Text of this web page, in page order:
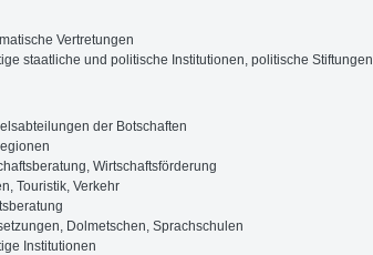
Vertretungen
staatliche und politische Institutionen, politische Stiftungen
der Botschaften
Wirtschaftsförderung
Touristik, Verkehr
Dolmetschen, Sprachschulen
Institutionen